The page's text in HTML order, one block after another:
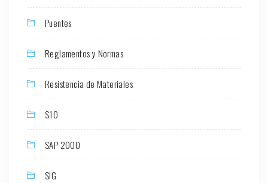
Puentes
Reglamentos y Normas
Resistencia de Materiales
S10
SAP 2000
SIG